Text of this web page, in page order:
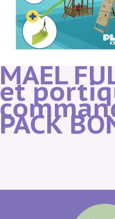
MAEL
et
PACK